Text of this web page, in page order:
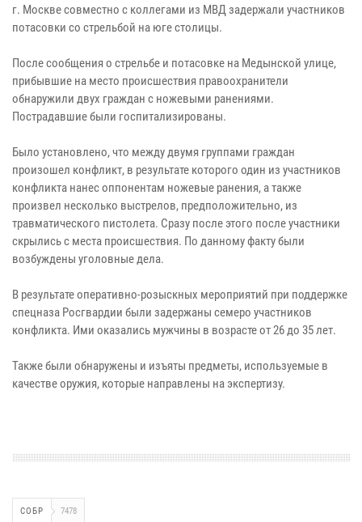
г. Москве совместно с коллегами из МВД задержали участников
потасовки со стрельбой на юге столицы.
После сообщения о стрельбе и потасовке на Медынской улице,
прибывшие на место происшествия правоохранители
обнаружили двух граждан с ножевыми ранениями.
Пострадавшие были госпитализированы.
Было установлено, что между двумя группами граждан
произошел конфликт, в результате которого один из участников
конфликта нанес оппонентам ножевые ранения, а также
произвел несколько выстрелов, предположительно, из
травматического пистолета. Сразу после этого после участники
скрылись с места происшествия. По данному факту были
возбуждены уголовные дела.
В результате оперативно-розыскных мероприятий при поддержке
спецназа Росгвардии были задержаны семеро участников
конфликта. Ими оказались мужчины в возрасте от 26 до 35 лет.
Также были обнаружены и изъяты предметы, используемые в
качестве оружия, которые направлены на экспертизу.
СОБР 7478